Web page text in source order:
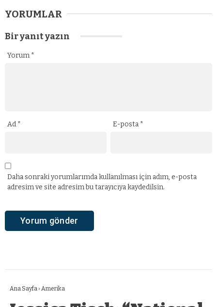
YORUMLAR
Bir yanıt yazın
Yorum *
Ad * E-posta *
Daha sonraki yorumlarımda kullanılması için adım, e-posta
adresim ve site adresim bu tarayıcıya kaydedilsin.
Ana Sayfa › Amerika